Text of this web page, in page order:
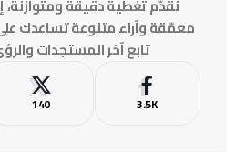
نقدّم تغطية دقيقة ومتوازنة،
معمّقة وآراء متنوعة تساعدك
تابع آخر المستجدات
3.5K
140